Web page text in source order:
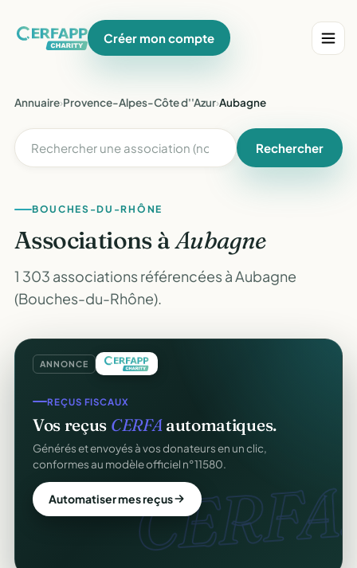
Créer mon compte
Annuaire›Provence-Alpes-Côte d''Azur›Aubagne
Rechercher
BOUCHES-DU-RHÔNE
Associations àAubagne
1 303 associations référencées à Aubagne
(Bouches-du-Rhône).
ANNONCE
CERFA.
REÇUS FISCAUX
Vos reçus CERFAautomatiques.
Générés et envoyés à vos donateurs en un clic,
conformes au modèle officiel n°11580.
Automatiser mes reçus